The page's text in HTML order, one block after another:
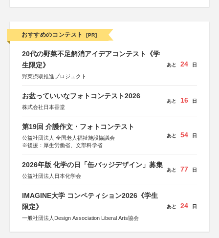
おすすめのコンテスト [PR]
20代の野菜不足解消アイデアコンテスト《学
生限定》
野菜摂取推進プロジェクト
あと 24 日
お盆っていいなフォトコンテスト2026
株式会社日本香堂
あと 16 日
第19回 介護作文・フォトコンテスト
公益社団法人 全国老人福祉施設協議会
※後援：厚生労働省、文部科学省
あと 54 日
2026年版 化学の日「缶バッジデザイン」募集
公益社団法人日本化学会
あと 77 日
IMAGINE大学 コンペティション2026《学生
限定》
一般社団法人Design Association Liberal Arts協会
あと 24 日